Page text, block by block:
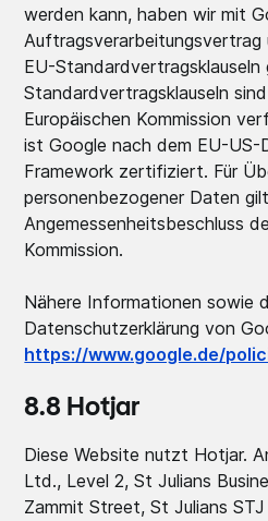
werden kann, haben wir mit
EU-Standardvertragsklauseln
Standardvertragsklauseln
Europäischen Kommission
ist Google nach dem EU-
Framework zertifiziert. Für
personenbezogener Daten
Angemessenheitsbeschluss
Kommission.
Nähere Informationen sowie
Datenschutzerklärung von
https://www.google.de/
8.8 Hotjar
Diese Website nutzt Hotjar.
Ltd., Level 2, St Julians
Zammit Street, St Julians